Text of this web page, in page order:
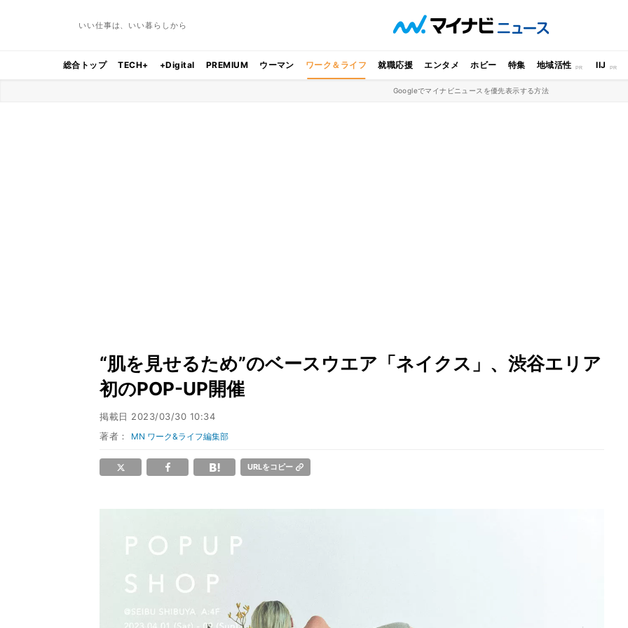
いい仕事は、いい暮らしから
総合トップ TECH+ +Digital PREMIUM ウーマン ワーク＆ライフ 就職応援 エンタメ ホビー 特集 地域活性 IIJ
Googleでマイナビニュースを優先表示する方法
“肌を見せるため”のベースウエア「ネイクス」、渋谷エリア
初のPOP-UP開催
掲載日 2023/03/30 10:34
著者： MN ワーク&ライフ編集部
URLをコピー